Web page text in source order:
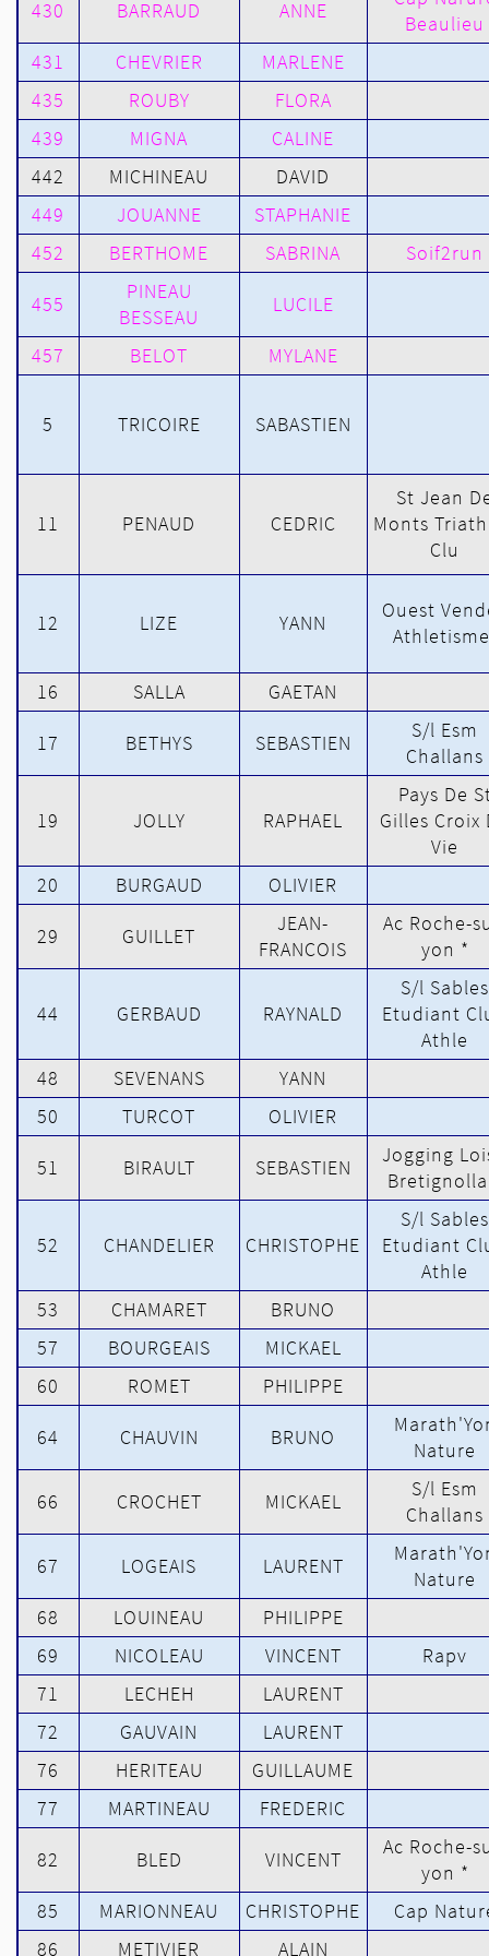
430 BARRAUD ANNE
Beaulieu
431
CHEVRIER
MARLENE
435
ROUBY
FLORA
439
MIGNA
CALINE
442
MICHINEAU
DAVID
449
JOUANNE
STAPHANIE
452
BERTHOME SABRINA Soif2run
455
PINEAU
BESSEAU
LUCILE
457 BELOT MYLANE
5 TRICOIRE SABASTIEN
11 PENAUD CEDRIC
St Jean
Monts
Clu
12 LIZE YANN
Ouest
16 SALLA GAETAN
17 BETHYS SEBASTIEN
S/l Esm
Challans
19 JOLLY RAPHAEL
Pays De
Gilles Croix
Vie
20
BURGAUD OLIVIER
29 GUILLET
JEAN-
FRANCOIS
Ac Roche-
yon *
44 GERBAUD RAYNALD
S/l Sables
Etudiant
Athle
48
SEVENANS
YANN
50
TURCOT OLIVIER
51 BIRAULT SEBASTIEN
Jogging
52 CHANDELIER CHRISTOPHE
S/l Sables
Etudiant
Athle
53
CHAMARET
BRUNO
57
BOURGEAIS
MICKAEL
60
ROMET PHILIPPE
64 CHAUVIN BRUNO
Nature
66 CROCHET MICKAEL
S/l Esm
Challans
67 LOGEAIS LAURENT
Nature
68
LOUINEAU
PHILIPPE
69
NICOLEAU VINCENT
Rapv
71
LECHEH
LAURENT
72
GAUVAIN
LAURENT
76
HERITEAU
GUILLAUME
77
MARTINEAU FREDERIC
82 BLED VINCENT
Ac Roche-
yon *
85
MARIONNEAU CHRISTOPHE
Cap
86
METIVIER ALAIN